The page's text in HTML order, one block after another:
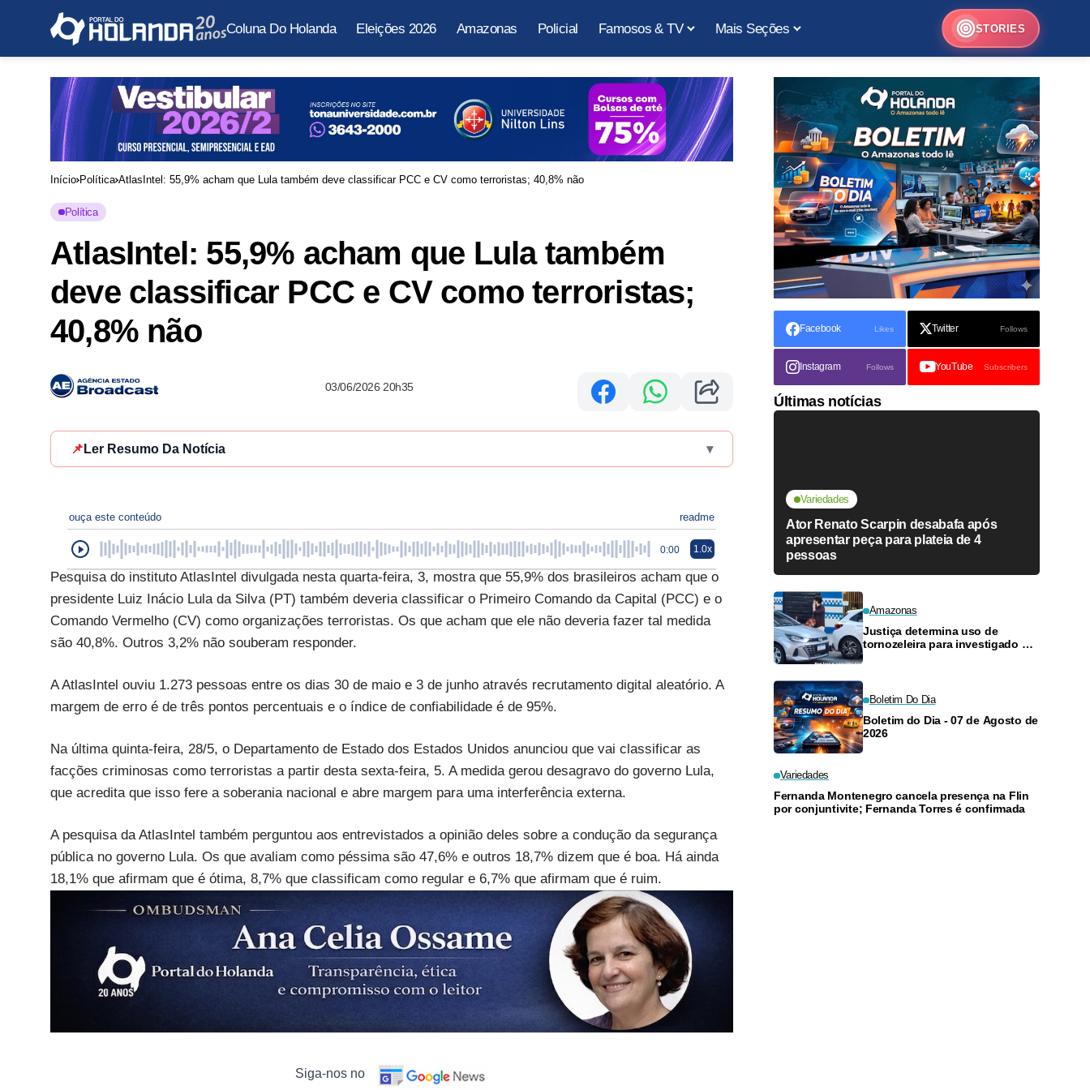
Coluna Do Holanda Eleições 2026 Amazonas Policial Famosos & TV Mais Seções STORIES
Início Política AtlasIntel: 55,9% acham que Lula também deve classificar PCC e CV como terroristas; 40,8% não
Política
AtlasIntel: 55,9% acham que Lula também
deve classificar PCC e CV como terroristas;
40,8% não
03/06/2026 20h35
📌 Ler Resumo Da Notícia ▾
ouça este conteúdo readme
0:00 1.0x
Pesquisa do instituto AtlasIntel divulgada nesta quarta-feira, 3, mostra que 55,9% dos brasileiros acham que o
presidente Luiz Inácio Lula da Silva (PT) também deveria classificar o Primeiro Comando da Capital (PCC) e o
Comando Vermelho (CV) como organizações terroristas. Os que acham que ele não deveria fazer tal medida
são 40,8%. Outros 3,2% não souberam responder.
A AtlasIntel ouviu 1.273 pessoas entre os dias 30 de maio e 3 de junho através recrutamento digital aleatório. A
margem de erro é de três pontos percentuais e o índice de confiabilidade é de 95%.
Na última quinta-feira, 28/5, o Departamento de Estado dos Estados Unidos anunciou que vai classificar as
facções criminosas como terroristas a partir desta sexta-feira, 5. A medida gerou desagravo do governo Lula,
que acredita que isso fere a soberania nacional e abre margem para uma interferência externa.
A pesquisa da AtlasIntel também perguntou aos entrevistados a opinião deles sobre a condução da segurança
pública no governo Lula. Os que avaliam como péssima são 47,6% e outros 18,7% dizem que é boa. Há ainda
18,1% que afirmam que é ótima, 8,7% que classificam como regular e 6,7% que afirmam que é ruim.
Siga-nos no
Facebook Likes Twitter Follows
Instagram Follows YouTube Subscribers
Últimas notícias
Variedades
Ator Renato Scarpin desabafa após
apresentar peça para plateia de 4
pessoas
Amazonas
Justiça determina uso de
tornozeleira para investigado por
Boletim Do Dia
Boletim do Dia - 07 de Agosto de
2026
Variedades
Fernanda Montenegro cancela presença na Flin
por conjuntivite; Fernanda Torres é confirmada